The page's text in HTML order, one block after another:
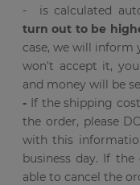
- is calculated
turn out to be
case, we will inform
won't accept it,
and money will be
- If the shipping
the order, please
with this
business day. If
able to cancel the